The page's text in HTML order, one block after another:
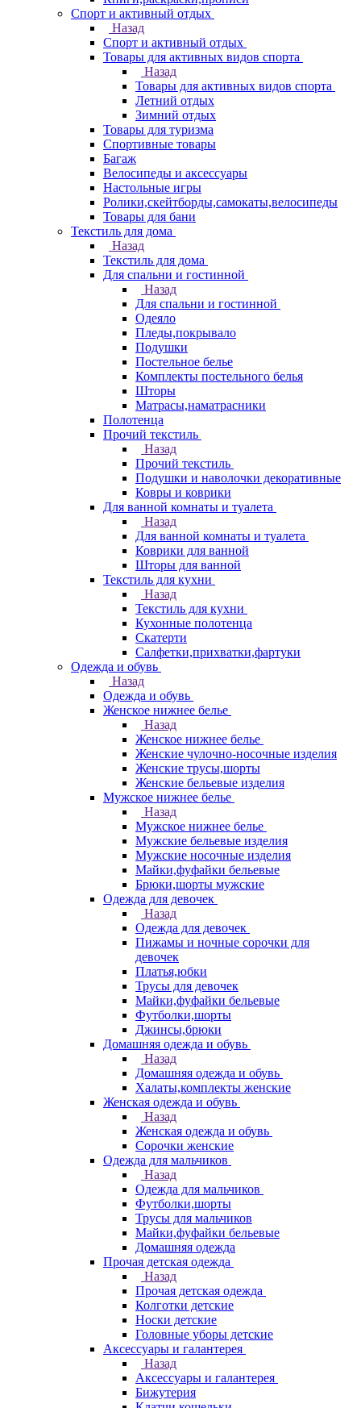
Спорт и активный отдых
Назад
Спорт и активный отдых
Товары для активных видов спорта
Назад
Товары для активных видов спорта
Летний отдых
Зимний отдых
Товары для туризма
Спортивные товары
Багаж
Велосипеды и аксессуары
Настольные игры
Ролики,скейтборды,самокаты,велосипеды
Товары для бани
Текстиль для дома
Назад
Текстиль для дома
Для спальни и гостинной
Назад
Для спальни и гостинной
Одеяло
Пледы,покрывало
Подушки
Постельное белье
Комплекты постельного белья
Шторы
Матрасы,наматрасники
Полотенца
Прочий текстиль
Назад
Прочий текстиль
Подушки и наволочки декоративные
Ковры и коврики
Для ванной комнаты и туалета
Назад
Для ванной комнаты и туалета
Коврики для ванной
Шторы для ванной
Текстиль для кухни
Назад
Текстиль для кухни
Кухонные полотенца
Скатерти
Салфетки,прихватки,фартуки
Одежда и обувь
Назад
Одежда и обувь
Женское нижнее белье
Назад
Женское нижнее белье
Женские чулочно-носочные изделия
Женские трусы,шорты
Женские бельевые изделия
Мужское нижнее белье
Назад
Мужское нижнее белье
Мужские бельевые изделия
Мужские носочные изделия
Майки,фуфайки бельевые
Брюки,шорты мужские
Одежда для девочек
Назад
Одежда для девочек
Пижамы и ночные сорочки для
девочек
Платья,юбки
Трусы для девочек
Майки,фуфайки бельевые
Футболки,шорты
Джинсы,брюки
Домашняя одежда и обувь
Назад
Домашняя одежда и обувь
Халаты,комплекты женские
Женская одежда и обувь
Назад
Женская одежда и обувь
Сорочки женские
Одежда для мальчиков
Назад
Одежда для мальчиков
Футболки,шорты
Трусы для мальчиков
Майки,фуфайки бельевые
Домашняя одежда
Прочая детская одежда
Назад
Прочая детская одежда
Колготки детские
Носки детские
Головные уборы детские
Аксессуары и галантерея
Назад
Аксессуары и галантерея
Бижутерия